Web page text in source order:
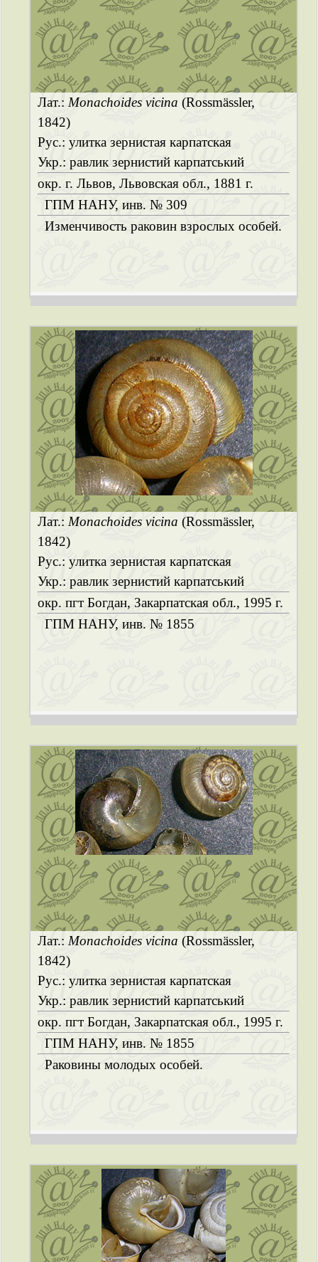
Лат.: Monachoides vicina (Rossmässler,
1842)
Рус.: улитка зернистая карпатская
Укр.: равлик зернистий карпатський
окр. г. Львов, Львовская обл., 1881 г.
ГПМ НАНУ, инв. № 309
Изменчивость раковин взрослых особей.
Лат.: Monachoides vicina (Rossmässler,
1842)
Рус.: улитка зернистая карпатская
Укр.: равлик зернистий карпатський
окр. пгт Богдан, Закарпатская обл., 1995 г.
ГПМ НАНУ, инв. № 1855
Лат.: Monachoides vicina (Rossmässler,
1842)
Рус.: улитка зернистая карпатская
Укр.: равлик зернистий карпатський
окр. пгт Богдан, Закарпатская обл., 1995 г.
ГПМ НАНУ, инв. № 1855
Раковины молодых особей.